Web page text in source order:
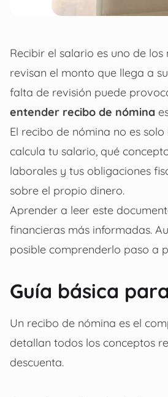
Recibir el salario es uno de
revisan el monto que llega a
falta de revisión puede
entender recibo de nómina
El recibo de nómina no es
calcula tu salario, qué
laborales y tus obligaciones
sobre el propio dinero.
Aprender a leer este
financieras más informadas.
posible comprenderlo paso a
Guía básica
Un recibo de nómina es el
detallan todos los conceptos
descuenta.